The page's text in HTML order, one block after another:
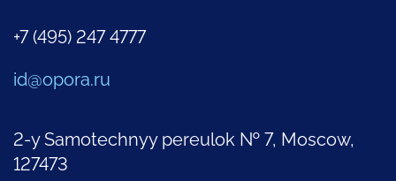
+7 (495) 247 4777
id@opora.ru
2-y Samotechnyy pereulok № 7, Moscow,
127473